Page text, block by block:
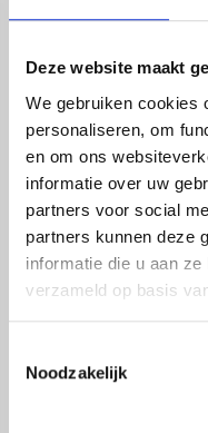
Deze website maakt
We gebruiken cookies
personaliseren, om
en om ons
informatie over uw
partners voor social
partners kunnen deze
informatie die u aan
verzameld op basis
Noodzakelijk
HANDIG OM ER
BODEMLIJM AFMETING
10,00 METER MET